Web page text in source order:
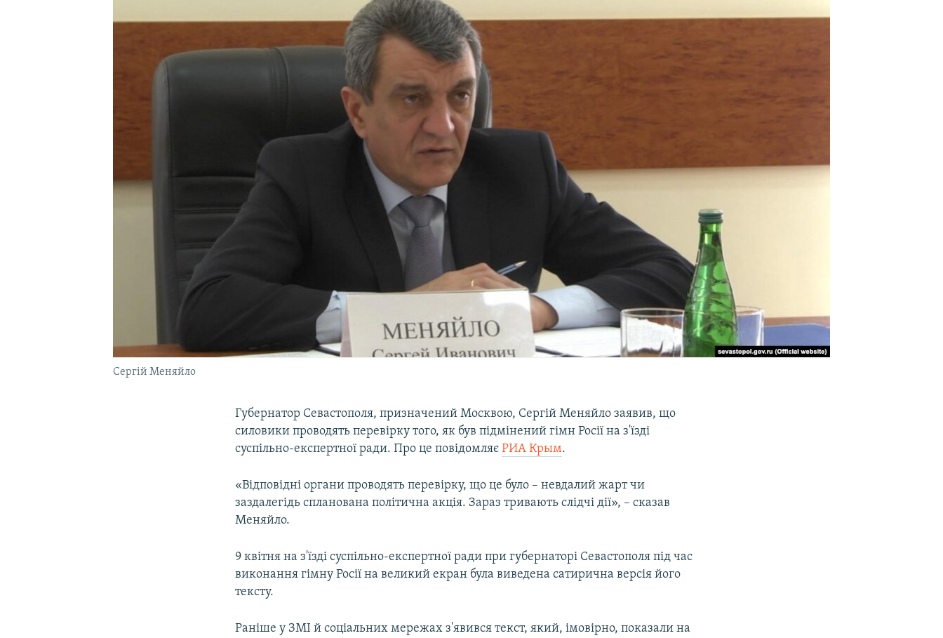
Сергій Меняйло
Губернатор Севастополя, призначений Москвою, Сергій Меняйло заявив, що
силовики проводять перевірку того, як був підмінений гімн Росії на з'їзді
суспільно-експертної ради. Про це повідомляєРИА Крым.
«Відповідні органи проводять перевірку, що це було – невдалий жарт чи
заздалегідь спланована політична акція. Зараз тривають слідчі дії», – сказав
Меняйло.
9 квітня на з'їзді суспільно-експертної ради при губернаторі Севастополя під час
виконання гімну Росії на великий екран була виведена сатирична версія його
тексту.
Раніше у ЗМІ й соціальних мережах з'явився текст, який, імовірно, показали на